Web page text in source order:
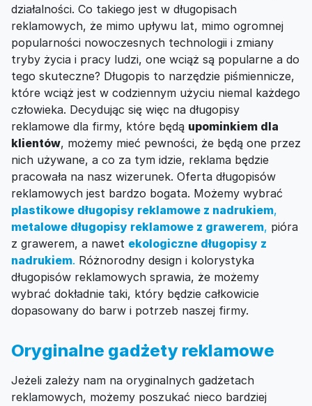
działalności. Co takiego jest w długopisach
reklamowych, że mimo upływu lat, mimo ogromnej
popularności nowoczesnych technologii i zmiany
tryby życia i pracy ludzi, one wciąż są popularne a do
tego skuteczne? Długopis to narzędzie piśmiennicze,
które wciąż jest w codziennym użyciu niemal każdego
człowieka. Decydując się więc na długopisy
reklamowe dla firmy, które będą upominkiem dla
klientów, możemy mieć pewności, że będą one przez
nich używane, a co za tym idzie, reklama będzie
pracowała na nasz wizerunek. Oferta długopisów
reklamowych jest bardzo bogata. Możemy wybrać
plastikowe długopisy reklamowe z nadrukiem,
metalowe długopisy reklamowe z grawerem, pióra
z grawerem, a nawet ekologiczne długopisy z
nadrukiem. Różnorodny design i kolorystyka
długopisów reklamowych sprawia, że możemy
wybrać dokładnie taki, który będzie całkowicie
dopasowany do barw i potrzeb naszej firmy.
Oryginalne gadżety reklamowe
Jeżeli zależy nam na oryginalnych gadżetach
reklamowych, możemy poszukać nieco bardziej